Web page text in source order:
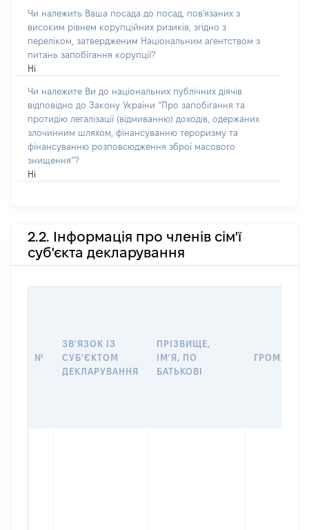
Чи належить Ваша посада до посад, пов'язаних з
високим рівнем корупційних ризиків, згідно з
переліком, затвердженим Національним агентством з
питань запобігання корупції?
Ні
Чи належите Ви до національних публічних діячів
відповідно до Закону України “Про запобігання та
протидію легалізації (відмиванню) доходів, одержаних
злочинним шляхом, фінансуванню тероризму та
фінансуванню розповсюдження зброї масового
знищення”?
Ні
2.2. Інформація про членів сім'ї
суб'єкта декларування
№
ЗВ'ЯЗОК ІЗ
СУБ'ЄКТОМ
ДЕКЛАРУВАННЯ
ПРІЗВИЩЕ,
ІМ'Я, ПО
БАТЬКОВІ